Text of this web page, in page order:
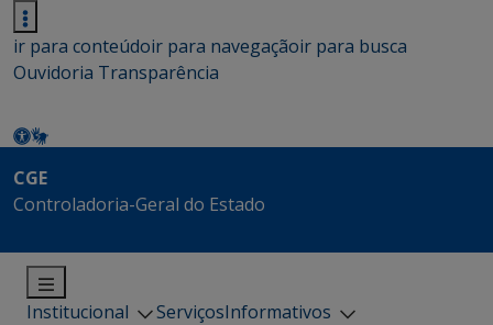
ir para conteúdoir para navegaçãoir para busca
Ouvidoria Transparência
CGE
Controladoria-Geral do Estado
Institucional ServiçosInformativos